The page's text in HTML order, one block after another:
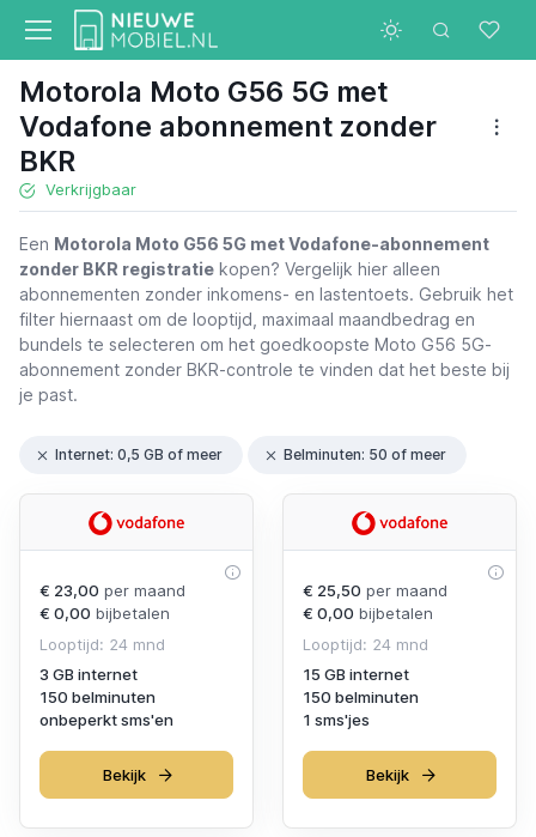
Motorola Moto G56 5G met
Vodafone abonnement zonder
BKR
Verkrijgbaar
Een Motorola Moto G56 5G met Vodafone-abonnement
zonder BKR registratie kopen? Vergelijk hier alleen
abonnementen zonder inkomens- en lastentoets. Gebruik het
filter hiernaast om de looptijd, maximaal maandbedrag en
bundels te selecteren om het goedkoopste Moto G56 5G-
abonnement zonder BKR-controle te vinden dat het beste bij
je past.
Internet: 0,5 GB of meer Belminuten: 50 of meer
€ 23,00 per maand
€ 0,00 bijbetalen
Looptijd: 24 mnd
3 GB internet
150 belminuten
onbeperkt sms'en
Bekijk
€ 25,50 per maand
€ 0,00 bijbetalen
Looptijd: 24 mnd
15 GB internet
150 belminuten
1 sms'jes
Bekijk